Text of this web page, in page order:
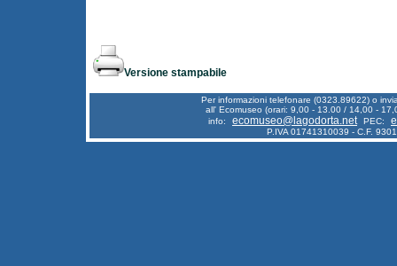
Versione stampabile
Per informazioni telefonare (0323.89622) o
all' Ecomuseo (orari: 9,00 - 13.00 / 14,00 -
info:
ecomuseo@lagodorta.net PEC:
P.IVA 01741310039 - C.F.